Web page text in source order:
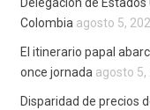
Delegación de
Colombia agosto 5,
El itinerario papal
once jornada agosto 5,
Disparidad de precios